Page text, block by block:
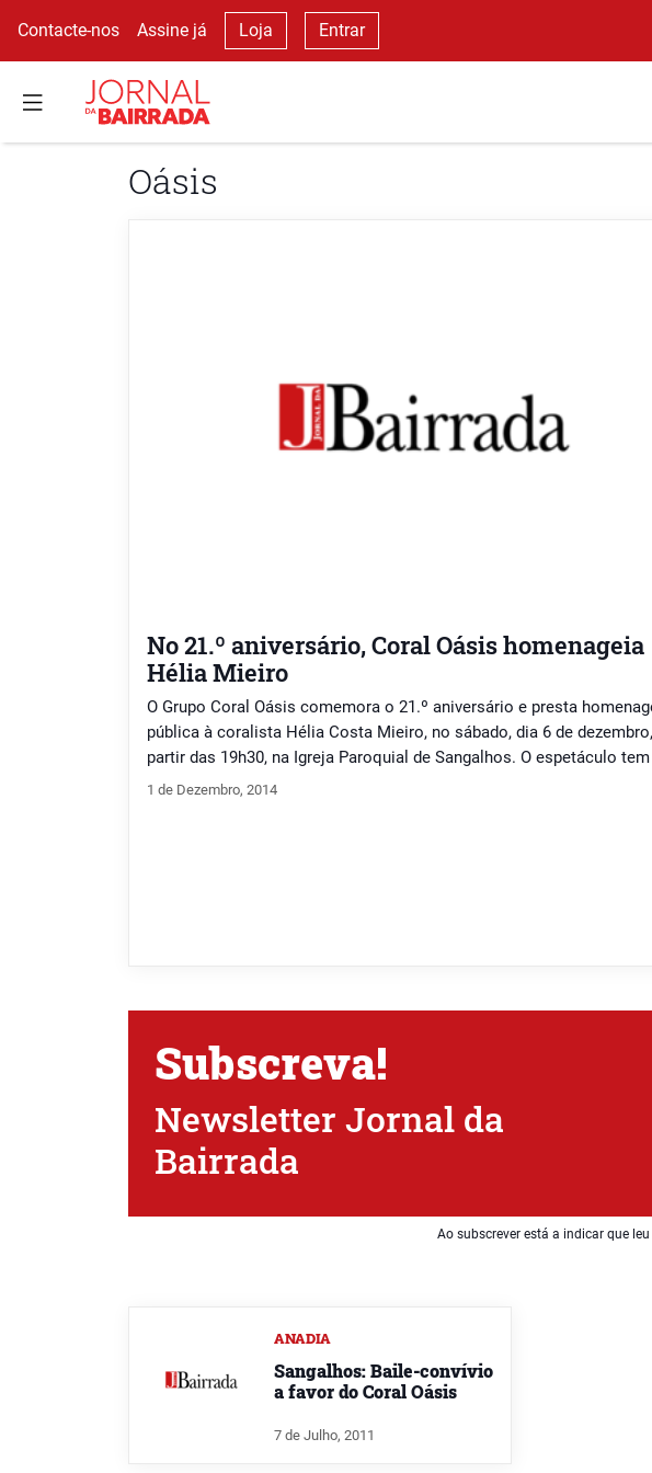
Contacte-nos Assine já Loja Entrar
Oásis
No 21.º aniversário, Coral Oásis homenageia
Hélia Mieiro
O Grupo Coral Oásis comemora o 21.º aniversário e presta
pública à coralista Hélia Costa Mieiro, no sábado, dia 6 de
partir das 19h30, na Igreja Paroquial de Sangalhos. O espetáculo
às 19h30 com uma Eucaristia na Igreja Paroquial de Sangalhos em
1 de Dezembro, 2014
Subscreva!
Newsletter Jornal da
Bairrada
Ao subscrever está a indicar que
ANADIA
Sangalhos: Baile-convívio
a favor do Coral Oásis
7 de Julho, 2011